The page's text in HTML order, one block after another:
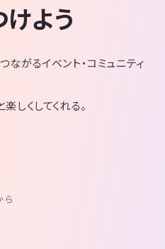
よう
がるイベント・コミュニティ
しくしてくれる。
ら